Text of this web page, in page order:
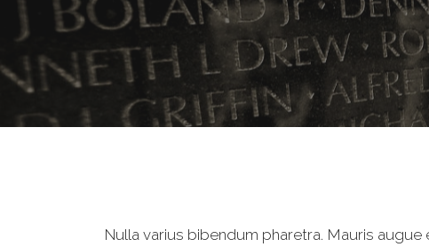
Nulla varius bibendum pharetra. Mauris